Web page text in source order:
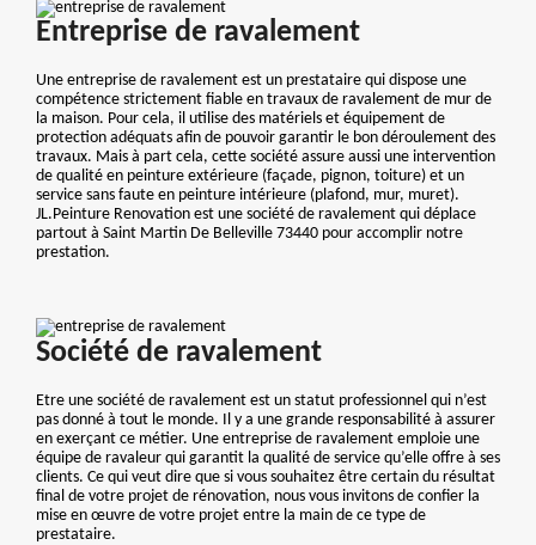
Entreprise de ravalement
Une entreprise de ravalement est un prestataire qui dispose une
compétence strictement fiable en travaux de ravalement de mur de
la maison. Pour cela, il utilise des matériels et équipement de
protection adéquats afin de pouvoir garantir le bon déroulement des
travaux. Mais à part cela, cette société assure aussi une intervention
de qualité en peinture extérieure (façade, pignon, toiture) et un
service sans faute en peinture intérieure (plafond, mur, muret).
JL.Peinture Renovation est une société de ravalement qui déplace
partout à Saint Martin De Belleville 73440 pour accomplir notre
prestation.
Société de ravalement
Etre une société de ravalement est un statut professionnel qui n’est
pas donné à tout le monde. Il y a une grande responsabilité à assurer
en exerçant ce métier. Une entreprise de ravalement emploie une
équipe de ravaleur qui garantit la qualité de service qu’elle offre à ses
clients. Ce qui veut dire que si vous souhaitez être certain du résultat
final de votre projet de rénovation, nous vous invitons de confier la
mise en œuvre de votre projet entre la main de ce type de
prestataire.